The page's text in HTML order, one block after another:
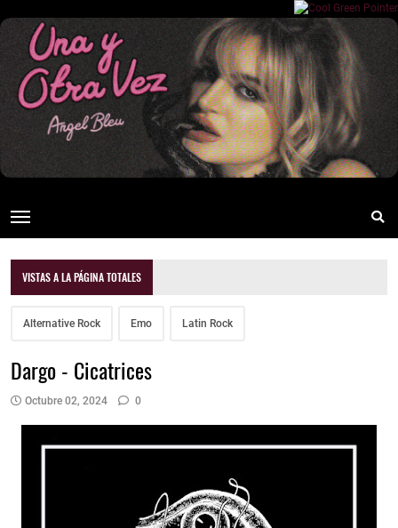
VISTAS A LA PÁGINA TOTALES
Alternative Rock Emo Latin Rock
Dargo - Cicatrices
Octubre 02, 2024 0